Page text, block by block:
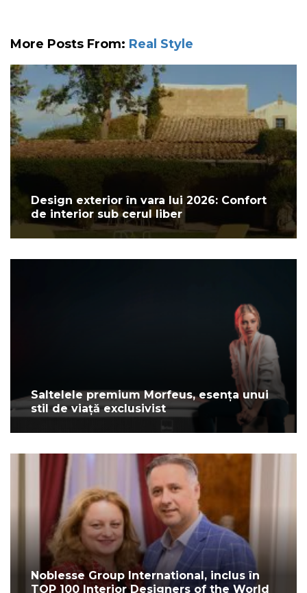
More Posts From: Real Style
Design exterior în vara lui 2026: Confort
de interior sub cerul liber
Saltelele premium Morfeus, esența unui
stil de viață exclusivist
Noblesse Group International, inclus în
TOP 100 Interior Designers of the World